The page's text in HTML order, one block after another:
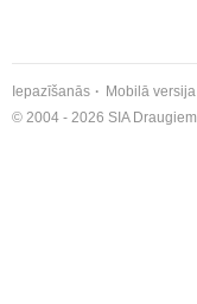
Iepazīšanās Mobilā versija
© 2004 - 2026 SIA Draugiem